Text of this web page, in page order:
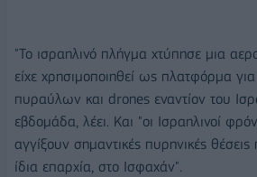
"Το ισραηλινό πλήγμα χτύπησε μια
είχε χρησιμοποιηθεί ως πλατφόρμα
πυραύλων και drones εναντίον του
εβδομάδα, λέει. Και "οι Ισραηλινοί
αγγίξουν σημαντικές πυρηνικές
ίδια επαρχία, στο Ισφαχάν".